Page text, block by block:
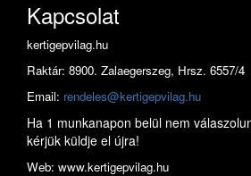
Kapcsolat
kertigepvilag.hu
Raktár: 8900. Zalaegerszeg, Hrsz. 6557/4
Email: rendeles@kertigepvilag.hu
Ha 1 munkanapon belül nem
kérjük küldje el újra!
Web: www.kertigepvilag.hu